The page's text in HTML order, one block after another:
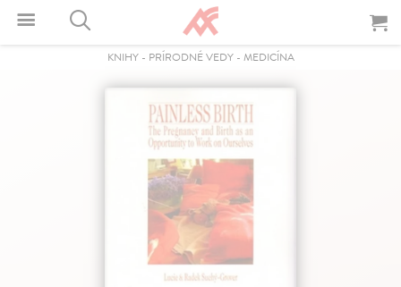
KNIHY- PRÍRODNÉ VEDY- MEDICÍNA